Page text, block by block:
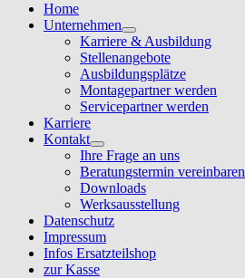
Home
Unternehmen
Karriere & Ausbildung
Stellenangebote
Ausbildungsplätze
Montagepartner werden
Servicepartner werden
Karriere
Kontakt
Ihre Frage an uns
Beratungstermin vereinbaren
Downloads
Werksausstellung
Datenschutz
Impressum
Infos Ersatzteilshop
zur Kasse